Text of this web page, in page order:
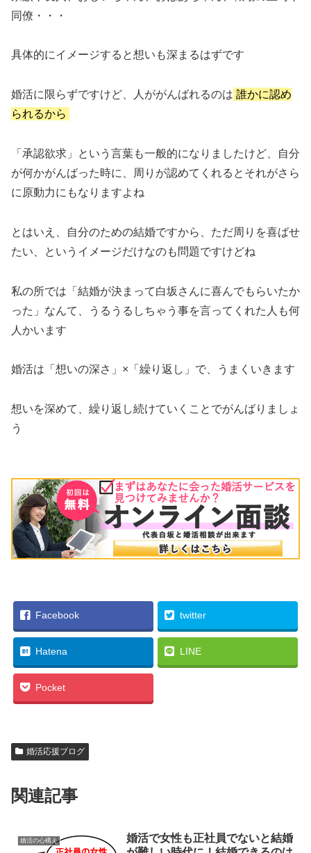
同僚・・・
具体的にイメージすると想いも深まるはずです
婚活に限らずですけど、人ががんばれるのは 誰かに認め
られるから
「承認欲求」という言葉も一般的になりましたけど、自分
が何かがんばった時に、周りが認めてくれるとそれがさら
に原動力にもなりますよね
とはいえ、自分のための結婚ですから、ただ周りを喜ばせ
たい、というイメージだけなのも問題ですけどね
私の所では「結婚が決まって白坂さんに喜んでもらいたか
った」なんて、うるうるしちゃう事を言ってくれた人も何
人かいます
婚活は「想いの深さ」×「繰り返し」で、うまくいきます
想いを深めて、繰り返し続けていくことでがんばりましょ
う
Facebook twitter
Hatena LINE
Pocket
婚活応援ブログ
関連記事
婚活の心構え
婚活で女性も正社員でないと結婚